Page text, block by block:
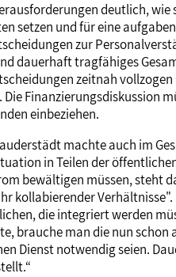
deutlich,
setzen und für eine
zur
dauerhaft tragfähiges
zeitnah
Finanzierungsdiskussion
einbeziehen.
machte auch im
in Teilen der
bewältigen müssen, steht
kollabierender
die integriert werden
brauche man die nun schon
Dienst notwendig seien.